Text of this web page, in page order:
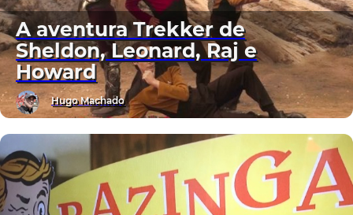
A aventura Trekker de
Sheldon, Leonard, Raj e
Howard
Hugo Machado